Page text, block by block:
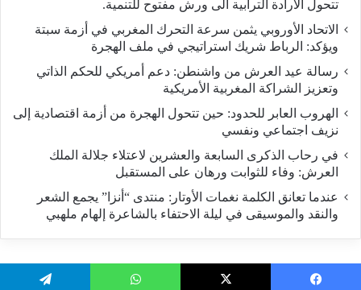
تتحول الارادة الترابية الى ورش مفتوح للتنمية.
الاتحاد الأوروبي يثمن سرعة التحرك المغربي في أزمة سبتة
ويؤكد: الرباط شريك استراتيجي في ملف الهجرة
رسالة عيد العرش من واشنطن: دعم أمريكي للحكم الذاتي
وتعزيز الشراكة المغربية الأمريكية
​الهروب العابر للحدود: حين تتحول الهجرة من أزمة اقتصادية إلى
نزيف اجتماعي ونفسي
في رحاب الذكرى السابعة والعشرين لاعتلاء جلالة الملك
العرش: وفاء للثوابت ورهان على المستقبل
​عندما تعانق الكلمة نغمات الأوتار: منتدى “أنزا” يجمع الشعر
والنقد والموسيقى في ليلة الاحتفاء بالشاعرة إلهام ملهبي